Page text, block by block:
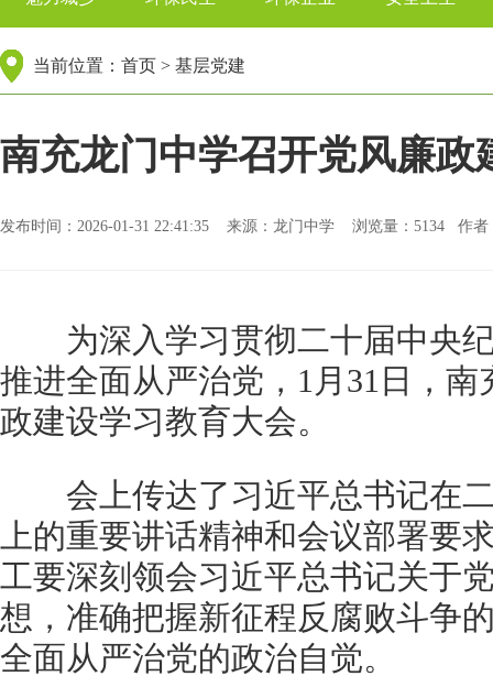
当前位置： 首页 > 基层党建
南充龙门中学召开党风廉政
发布时间：2026-01-31 22:41:35 来源：龙门中学 浏览量： 5134 作者
为深入学习贯彻二十届中央纪
推进全面从严治党，1月31日，
政建设学习教育大会。
会上传达了习近平总书记在二
上的重要讲话精神和会议部署要
工要深刻领会习近平总书记关于
想，准确把握新征程反腐败斗争
全面从严治党的政治自觉。